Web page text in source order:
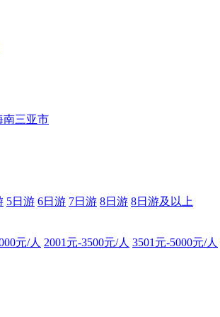
南三亚市
5日游 6日游 7日游 8日游 8日游及以上
元/人 2001元-3500元/人 3501元-5000元/人